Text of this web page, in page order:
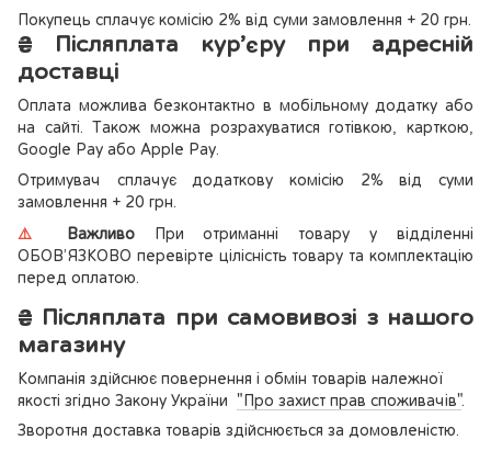
Покупець сплачує комісію 2% від суми замовлення + 20 грн.
₴ Післяплата кур’єру при адресній
доставці
Оплата можлива безконтактно в мобільному додатку або
на сайті. Також можна розрахуватися готівкою, карткою,
Google Pay або Apple Pay.
Отримувач сплачує додаткову комісію 2% від суми
замовлення + 20 грн.
⚠️ ВажливоПри отриманні товару у відділенні
ОБОВ’ЯЗКОВО перевірте цілісність товару та комплектацію
перед оплатою.
₴ Післяплата при самовивозі з нашого
магазину
Компанія здійснює повернення і обмін товарів належної
якості згідно Закону України "Про захист прав споживачів".
Зворотня доставка товарів здійснюється за домовленістю.